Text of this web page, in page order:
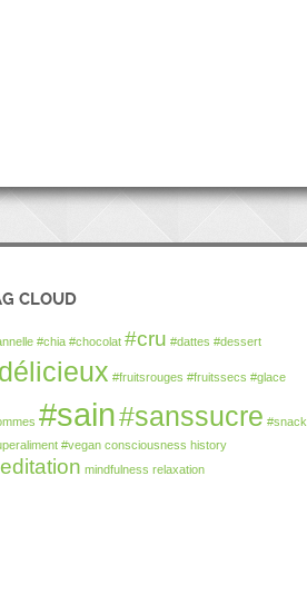
CLOUD
#chia #chocolat #cru #dattes #dessert
#fruitsrouges #fruitssecs #glace
#sain#sanssucre #snack
#vegan consciousness history
mindfulness relaxation